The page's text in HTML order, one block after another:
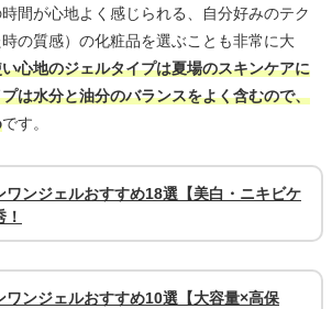
間が心地よく感じられる、自分好みのテク
の質感）の化粧品を選ぶことも非常に大
心地のジェルタイプは夏場のスキンケアに
は水分と油分のバランスをよく含むので、
です。
ワンジェルおすすめ18選【美白・ニキビケ
ワンジェルおすすめ10選【大容量×高保